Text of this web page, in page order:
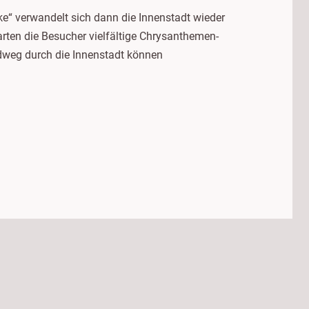
verwandelt sich dann die Innenstadt wieder
die Besucher vielfältige Chrysanthemen-
durch die Innenstadt können